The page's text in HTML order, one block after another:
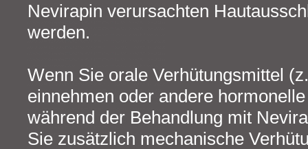
Nevirapin verursachten
werden.
Wenn Sie orale Verhütungsmittel
einnehmen oder andere
während der Behandlung mit
Sie zusätzlich mechanische